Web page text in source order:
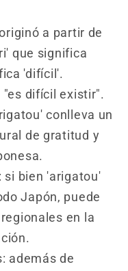
a partir de
que significa
'difícil'.
difícil existir".
conlleva un
de gratitud y
si bien 'arigatou'
Japón, puede
en la
además de